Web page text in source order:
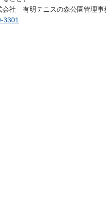
社 有明テニスの森公園管理事
3301